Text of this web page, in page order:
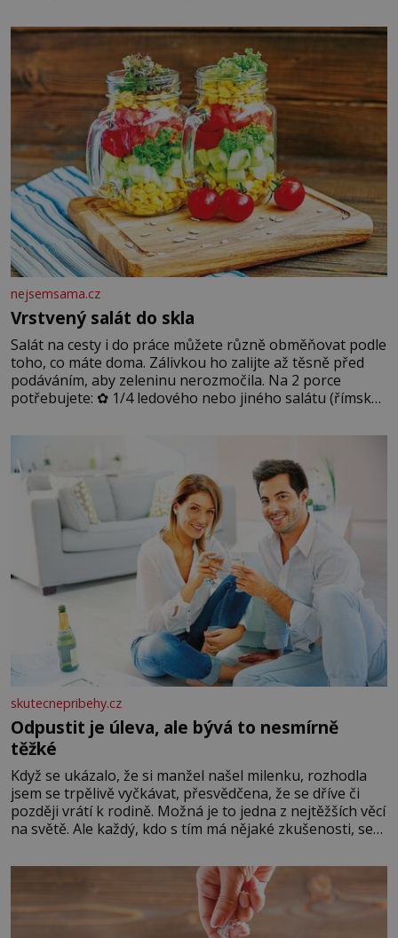
blonďaté vlásky. Fakt, že jsou těla dávných lidí nesmírně
dobře zachovalá, přičítají odborníci zdejším klimatickým
podmínkám. Sucho, prosolené písky a extrémně
nejsemsama.cz
Vrstvený salát do skla
Salát na cesty i do práce můžete různě obměňovat podle
toho, co máte doma. Zálivkou ho zalijte až těsně před
podáváním, aby zeleninu nerozmočila. Na 2 porce
potřebujete: ✿ 1/4 ledového nebo jiného salátu (římský
okurky ✿ 2 rajčata Zálivka: ✿ 4 lžíce olivového oleje ✿ 1
lžíci citronové šťávy ✿ ½ stroužku
skutecnepribehy.cz
Odpustit je úleva, ale bývá to nesmírně
těžké
Když se ukázalo, že si manžel našel milenku, rozhodla
jsem se trpělivě vyčkávat, přesvědčena, že se dříve či
později vrátí k rodině. Možná je to jedna z nejtěžších věcí
na světě. Ale každý, kdo s tím má nějaké zkušenosti, se
Když se ke mně doneslo, že si manžel pořídil milenku,